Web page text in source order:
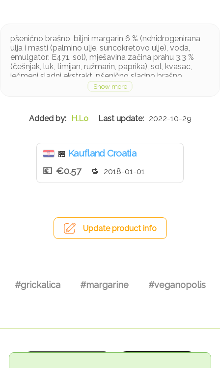
pšenično brašno, biljni margarin 6 % (nehidrogenirana
ulja i masti (palmino ulje, suncokretovo ulje), voda,
emulgator: E471, sol), mješavina začina prahu 3,3 %
(češnjak, luk, timijan, ružmarin, paprika), sol, kvasac,
ječmeni sladni ekstrakt, pšenično sladno brašno
Proizvod sadrži gluten. Može sadržavati tragove
H.Lo 2022-10-29
🏪 Kaufland Croatia
€0.57
2018-01-01
Update product info
#grickalica #margarine #veganopolis